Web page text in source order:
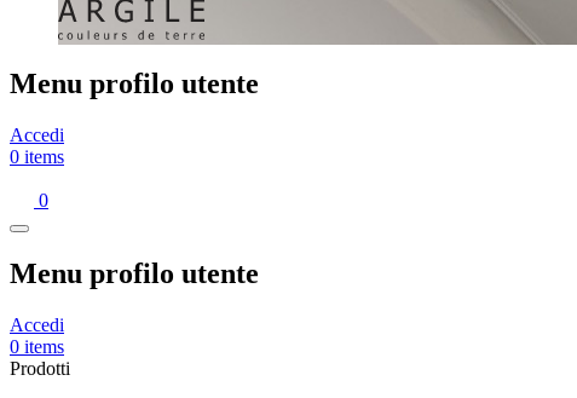
Menu profilo utente
Accedi
0 items
0
Menu profilo utente
Accedi
0 items
Prodotti